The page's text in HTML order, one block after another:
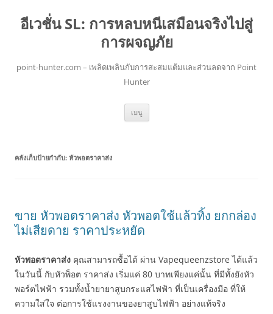
อีเวชั่น SL: การหลบหนีเสมือนจริงไปสู่
การผจญภัย
point-hunter.com – เพลิดเพลินกับการสะสมแต้มและส่วนลดจาก Point
Hunter
เมนู ข้าม
ยัง
คลังเก็บป้ายกำกับ: หัวพอตราคาส่ง
ขาย หัวพอตราคาส่ง หัวพอตใช้แล้วทิ้ง ยกกล่อง
ไม่เสียดาย ราคาประหยัด
หัวพอตราคาส่ง คุณสามารถซื้อได้ ผ่าน Vapequeenzstore ได้แล้ว
ในวันนี้ กับหัวพ็อต ราคาส่ง เริ่มแค่ 80 บาทเพียงแค่นั้น ที่มีทั้งยังหัว
พอร์ตไฟฟ้า รวมทั้งน้ำยายาสูบกระแสไฟฟ้า ที่เป็นเครื่องมือ ที่ให้
ความใส่ใจ ต่อการใช้แรงงานของยาสูบไฟฟ้า อย่างแท้จริง